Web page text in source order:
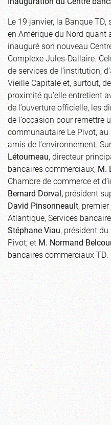
Le 19 janvier, la Banque
en Amérique du Nord quant
inauguré son nouveau
Complexe Jules-Dallaire.
de services de l’institution,
Vieille Capitale et, surtout,
proximité qu’elle entretient
de l’ouverture officielle, les
de l’occasion pour remettre
communautaire Le Pivot,
amis de l’environnement.
Létourneau, directeur
bancaires commerciaux;M.
Chambre de commerce et
Bernard Dorval,président
David Pinsonneault,
Atlantique, Services
Stéphane Viau, président
Pivot; etM. Normand
bancaires commerciaux TD.